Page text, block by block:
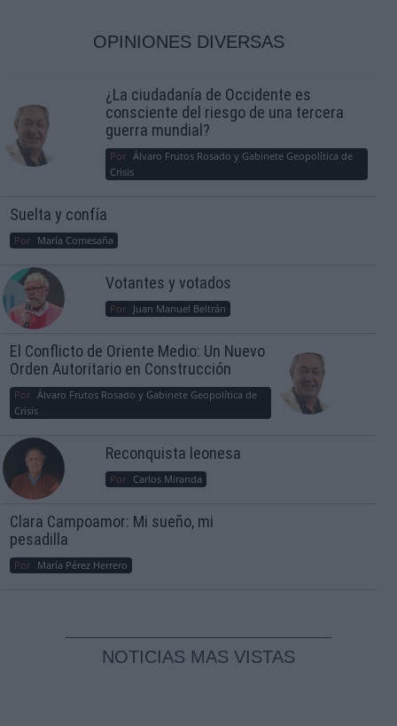
OPINIONES DIVERSAS
¿La ciudadanía de Occidente es
consciente del riesgo de una tercera
guerra mundial?
Por Álvaro Frutos Rosado y Gabinete Geopolítica de
Crisis
Suelta y confía
Por María Comesaña
Votantes y votados
Por Juan Manuel Beltrán
El Conflicto de Oriente Medio: Un Nuevo
Orden Autoritario en Construcción
Por Álvaro Frutos Rosado y Gabinete Geopolítica de
Crisis
Reconquista leonesa
Por Carlos Miranda
Clara Campoamor: Mi sueño, mi
pesadilla
Por María Pérez Herrero
NOTICIAS MAS VISTAS